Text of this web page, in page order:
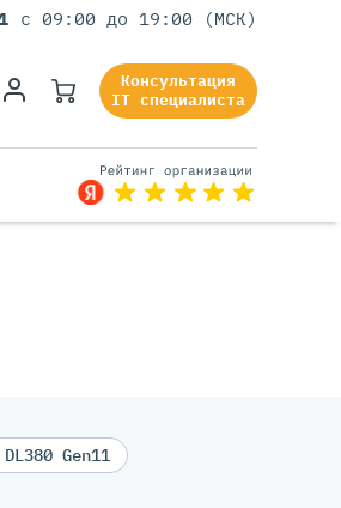
с 09:00 до 19:00 (МСК)
Консультация
IT специалиста
DL380 Gen11